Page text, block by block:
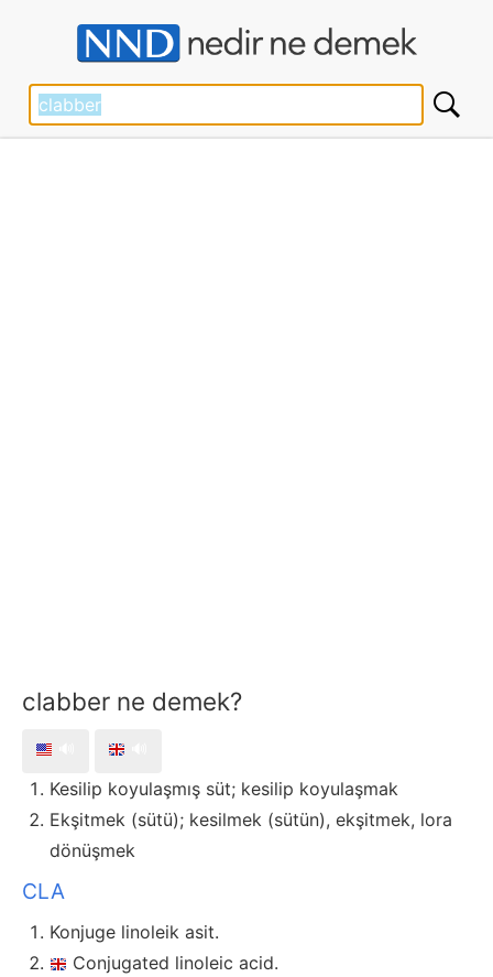
clabber ne demek?
Kesilip koyulaşmış süt; kesilip koyulaşmak
Ekşitmek (sütü); kesilmek (sütün), ekşitmek, lora
dönüşmek
CLA
Konjuge linoleik asit.
Conjugated linoleic acid.